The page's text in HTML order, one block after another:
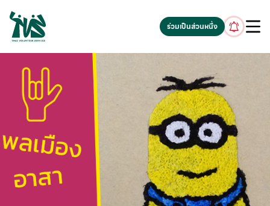
gv-5iuoxpem74qfjw.dv.googlehosted.com
ร่วมเป็นส่วนหนึ่ง